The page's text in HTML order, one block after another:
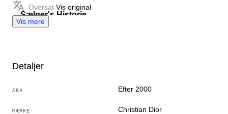
Sælger's Historie
vi på, at gode produkter har arveværdi, så vores
Oversat af Google Oversæt
Oversat Vis original
Vis mere
Detaljer
ÆRA Efter 2000
MÆRKE Christian Dior